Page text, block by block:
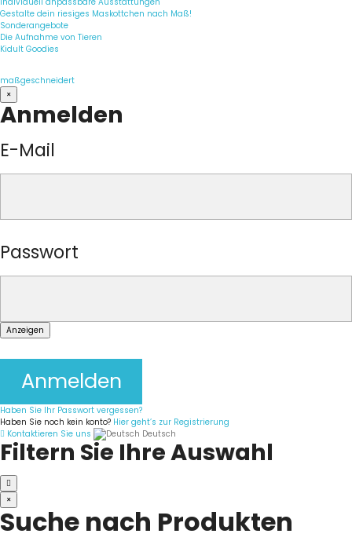
Gestalte dein riesiges Maskottchen nach Maß!
Sonderangebote
Die Aufnahme von Tieren
Kidult Goodies
maßgeschneidert
×
Anmelden
E-Mail
Passwort
Anzeigen
Anmelden
Haben Sie Ihr Passwort vergessen?
Haben Sie noch kein konto? Hier geht’s zur Registrierung
Kontaktieren Sie uns
Deutsch
Filtern Sie Ihre Auswahl
×
Suche nach Produkten